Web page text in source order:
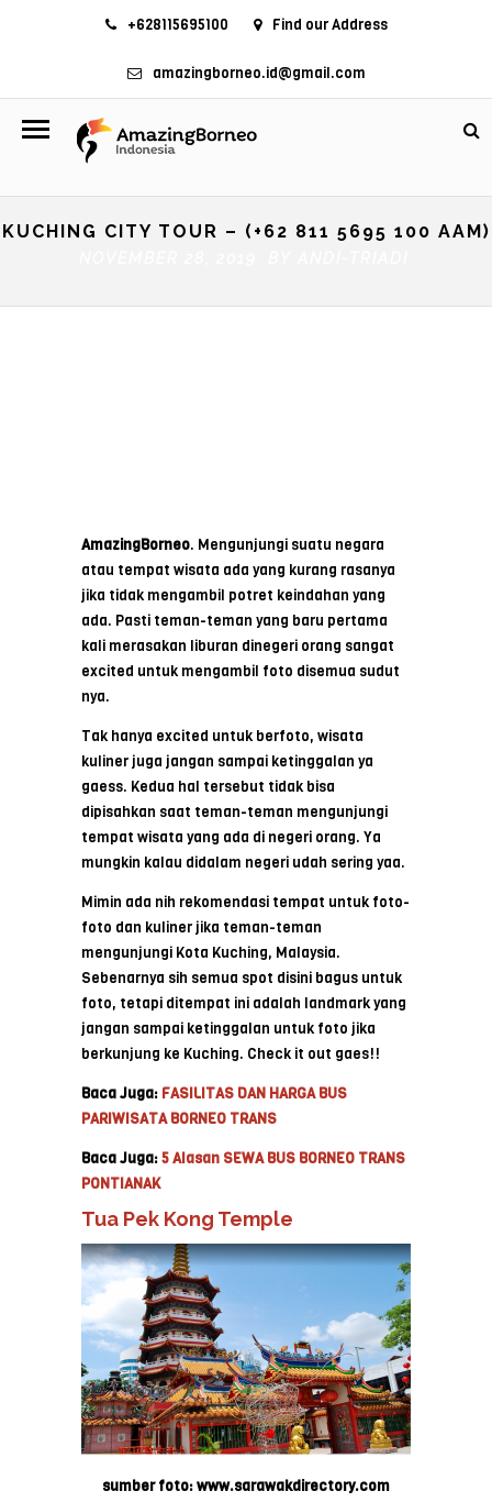
+628115695100 Find our Address
amazingborneo.id@gmail.com
KUCHING CITY TOUR – (+62 811 5695 100 AAM)
AmazingBorneo. Mengunjungi suatu negara
atau tempat wisata ada yang kurang rasanya
jika tidak mengambil potret keindahan yang
ada. Pasti teman-teman yang baru pertama
kali merasakan liburan dinegeri orang sangat
excited untuk mengambil foto disemua sudut
nya.
Tak hanya excited untuk berfoto, wisata
kuliner juga jangan sampai ketinggalan ya
gaess. Kedua hal tersebut tidak bisa
dipisahkan saat teman-teman mengunjungi
tempat wisata yang ada di negeri orang. Ya
mungkin kalau didalam negeri udah sering yaa.
Mimin ada nih rekomendasi tempat untuk foto-
foto dan kuliner jika teman-teman
mengunjungi Kota Kuching, Malaysia.
Sebenarnya sih semua spot disini bagus untuk
foto, tetapi ditempat ini adalah landmark yang
jangan sampai ketinggalan untuk foto jika
berkunjung ke Kuching. Check it out gaes!!
Baca Juga: FASILITAS DAN HARGA BUS
PARIWISATA BORNEO TRANS
Baca Juga:5 Alasan SEWA BUS BORNEO TRANS
PONTIANAK
Tua Pek Kong Temple
sumber foto: www.sarawakdirectory.com